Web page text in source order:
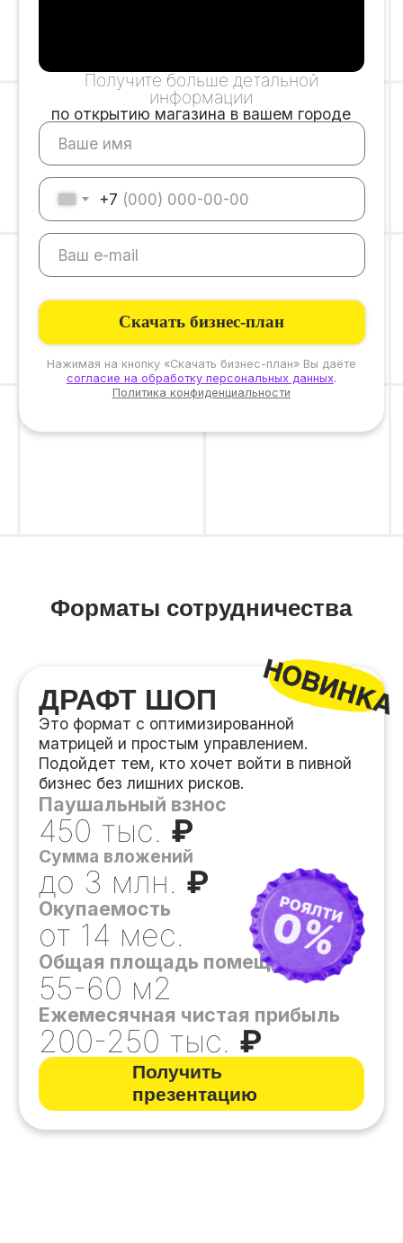
ДРАФТ ШОП
Это формат с оптимизированной
матрицей и простым управлением.
Подойдет тем, кто хочет войти в пивной
бизнес без лишних рисков.
Паушальный взнос
450 тыс.
Сумма вложений
до 3 млн.₽
Окупаемость
от 14 мес.
Общая площадь помещения
55-60 м2
200-250 тыс.₽
СТАНДАРТ
Это формат с расширенной
ассортиментной матрицей. Не только
пиво и снеки, но и большое количество
товаров повседневного спроса.
Паушальный взнос
500 тыс. ₽
Сумма вложений
от 4,5 млн.₽
Окупаемость
от 16 мес.
Общая площадь помещения
70-120 м2
Ежемесячная чистая прибыль
250-350 тыс. ₽
Получить презентацию